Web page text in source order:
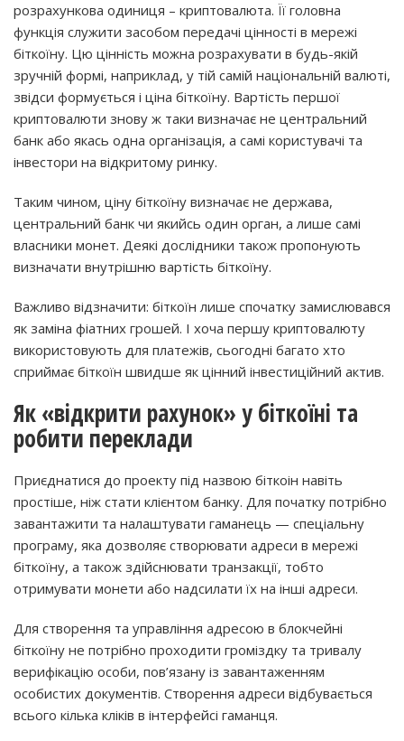
розрахункова одиниця – криптовалюта. Її головна
функція служити засобом передачі цінності в мережі
біткоїну. Цю цінність можна розрахувати в будь-якій
зручній формі, наприклад, у тій самій національній валюті,
звідси формується і ціна біткоїну. Вартість першої
криптовалюти знову ж таки визначає не центральний
банк або якась одна організація, а самі користувачі та
інвестори на відкритому ринку.
Таким чином, ціну біткоїну визначає не держава,
центральний банк чи якийсь один орган, а лише самі
власники монет. Деякі дослідники також пропонують
визначати внутрішню вартість біткоїну.
Важливо відзначити: біткоїн лише спочатку замислювався
як заміна фіатних грошей. І хоча першу криптовалюту
використовують для платежів, сьогодні багато хто
сприймає біткоїн швидше як цінний інвестиційний актив.
Як «відкрити рахунок» у біткоїні та
робити переклади
Приєднатися до проекту під назвою біткоін навіть
простіше, ніж стати клієнтом банку. Для початку потрібно
завантажити та налаштувати гаманець — спеціальну
програму, яка дозволяє створювати адреси в мережі
біткоїну, а також здійснювати транзакції, тобто
отримувати монети або надсилати їх на інші адреси.
Для створення та управління адресою в блокчейні
біткоїну не потрібно проходити громіздку та тривалу
верифікацію особи, пов’язану із завантаженням
особистих документів. Створення адреси відбувається
всього кілька кліків в інтерфейсі гаманця.